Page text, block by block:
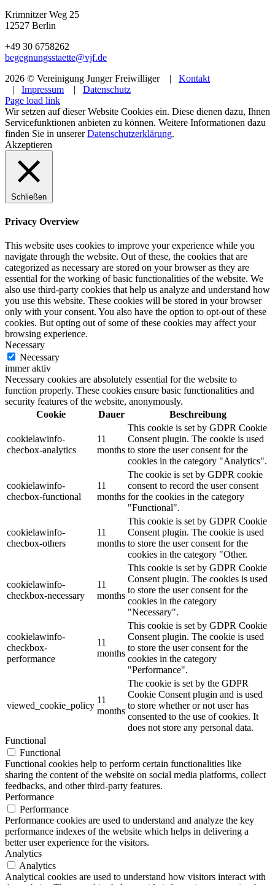
Krimnitzer Weg 25
12527 Berlin
+49 30 6758262
begegnungsstaette@vjf.de
2026 © Vereinigung Junger Freiwilliger | Kontakt
| Impressum | Datenschutz
Facebook
Instagram
YouTube
Page load link
Wir setzen auf dieser Website Cookies ein. Diese dienen dazu, Ihnen
Servicefunktionen anbieten zu können. Weitere Informationen dazu
finden Sie in unsererDatenschutzerklärung.
Akzeptieren
Schließen
Privacy Overview
This website uses cookies to improve your experience while you
navigate through the website. Out of these, the cookies that are
categorized as necessary are stored on your browser as they are
essential for the working of basic functionalities of the website. We
also use third-party cookies that help us analyze and understand how
you use this website. These cookies will be stored in your browser
only with your consent. You also have the option to opt-out of these
cookies. But opting out of some of these cookies may affect your
browsing experience.
Necessary
Necessary
immer aktiv
Necessary cookies are absolutely essential for the website to
function properly. These cookies ensure basic functionalities and
security features of the website, anonymously.
Cookie
Dauer Beschreibung
cookielawinfo-
checbox-analytics
11
months
This cookie is set by GDPR Cookie
Consent plugin. The cookie is used
to store the user consent for the
cookies in the category "Analytics".
cookielawinfo-
checbox-functional
11
months
The cookie is set by GDPR cookie
consent to record the user consent
for the cookies in the category
"Functional".
cookielawinfo-
checbox-others
11
months
This cookie is set by GDPR Cookie
Consent plugin. The cookie is used
to store the user consent for the
cookies in the category "Other.
cookielawinfo-
checkbox-necessary
11
months
This cookie is set by GDPR Cookie
Consent plugin. The cookies is used
to store the user consent for the
cookies in the category
"Necessary".
cookielawinfo-
checkbox-
performance
11
months
This cookie is set by GDPR Cookie
Consent plugin. The cookie is used
to store the user consent for the
cookies in the category
"Performance".
viewed_cookie_policy
11
months
The cookie is set by the GDPR
Cookie Consent plugin and is used
to store whether or not user has
consented to the use of cookies. It
does not store any personal data.
Functional
Functional
Functional cookies help to perform certain functionalities like
sharing the content of the website on social media platforms, collect
feedbacks, and other third-party features.
Performance
Performance
Performance cookies are used to understand and analyze the key
performance indexes of the website which helps in delivering a
better user experience for the visitors.
Analytics
Analytics
Analytical cookies are used to understand how visitors interact with